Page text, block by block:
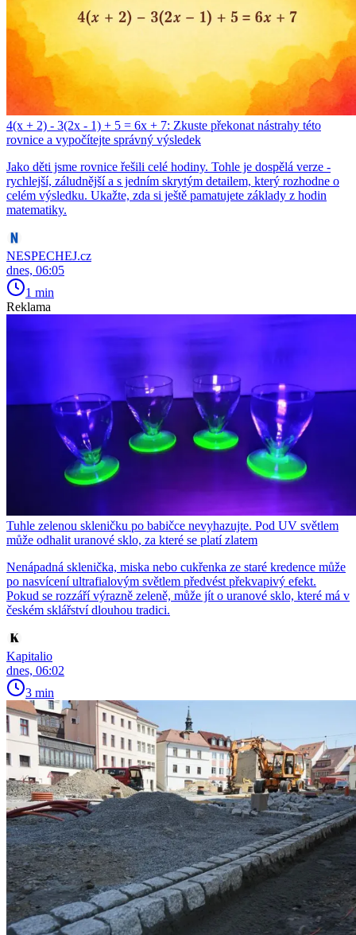
4(x + 2) - 3(2x - 1) + 5 = 6x + 7: Zkuste překonat nástrahy této
rovnice a vypočítejte správný výsledek
Jako děti jsme rovnice řešili celé hodiny. Tohle je dospělá verze -
rychlejší, záludnější a s jedním skrytým detailem, který rozhodne o
celém výsledku. Ukažte, zda si ještě pamatujete základy z hodin
matematiky.
NESPECHEJ.cz
dnes, 06:05
1 min
Reklama
Tuhle zelenou skleničku po babičce nevyhazujte. Pod UV světlem
může odhalit uranové sklo, za které se platí zlatem
Nenápadná sklenička, miska nebo cukřenka ze staré kredence může
po nasvícení ultrafialovým světlem předvést překvapivý efekt.
Pokud se rozzáří výrazně zeleně, může jít o uranové sklo, které má v
českém sklářství dlouhou tradici.
Kapitalio
dnes, 06:02
3 min